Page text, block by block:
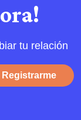
tu relación
Registrarme